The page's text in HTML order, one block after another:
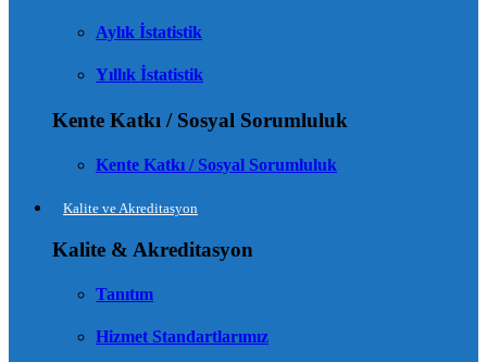
Aylık İstatistik
Yıllık İstatistik
Kente Katkı / Sosyal Sorumluluk
Kente Katkı / Sosyal Sorumluluk
Kalite ve Akreditasyon
Kalite & Akreditasyon
Tanıtım
Hizmet Standartlarımız